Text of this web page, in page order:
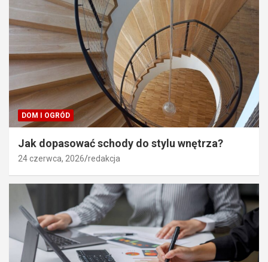
DOM I OGRÓD
Jak dopasować schody do stylu wnętrza?
24 czerwca, 2026 redakcja